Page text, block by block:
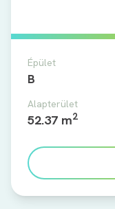
Épület
B
Alapterület
52.37 m2